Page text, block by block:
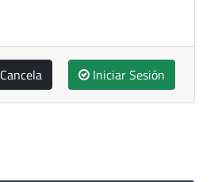
Cancela Iniciar Sesión